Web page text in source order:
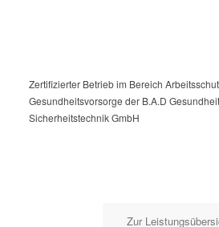
Zertifizierter Betrieb im Bereich
Gesundheitsvorsorge der B.A.D
Sicherheitstechnik GmbH
Zur